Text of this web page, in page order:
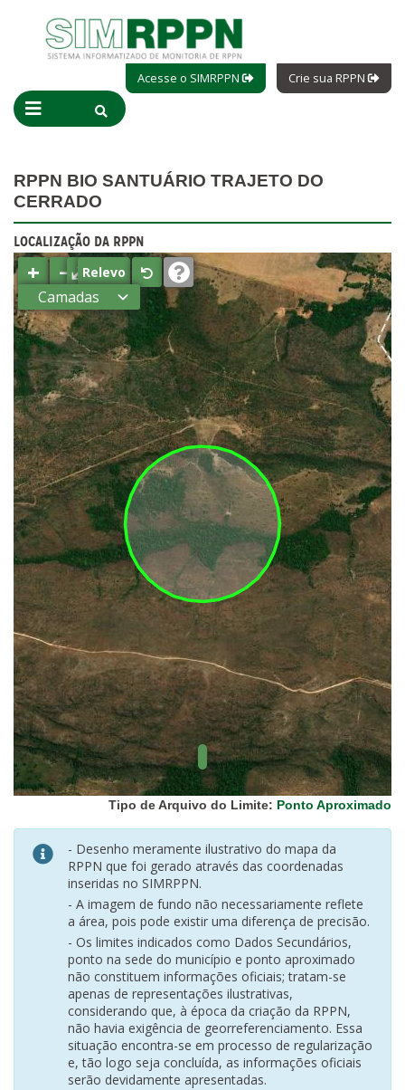
Acesse o SIMRPPN Crie sua RPPN
RPPN BIO SANTUÁRIO TRAJETO DO
CERRADO
LOCALIZAÇÃO DA RPPN
+ −⤢Relevo
Camadas
Estados
Municípios
Terras
indígenas
(FUNAI)
UC Federal
UC Estaduais
UC
Municipais
Hidrografia
1:1.000.000
(ANA)
Biomas
(IBGE)
Vegetação
(IBGE)
Rodovias
(IBGE)
Relevo
(IBGE)
Tipo de Arquivo do Limite: Ponto Aproximado
- Desenho meramente ilustrativo do mapa da
RPPN que foi gerado através das coordenadas
inseridas no SIMRPPN.
- A imagem de fundo não necessariamente reflete
a área, pois pode existir uma diferença de precisão.
- Os limites indicados como Dados Secundários,
ponto na sede do município e ponto aproximado
não constituem informações oficiais; tratam-se
apenas de representações ilustrativas,
considerando que, à época da criação da RPPN,
não havia exigência de georreferenciamento. Essa
situação encontra-se em processo de regularização
e, tão logo seja concluída, as informações oficiais
serão devidamente apresentadas.